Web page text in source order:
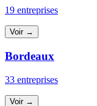
19 entreprises
Voir →
Bordeaux
33 entreprises
Voir →